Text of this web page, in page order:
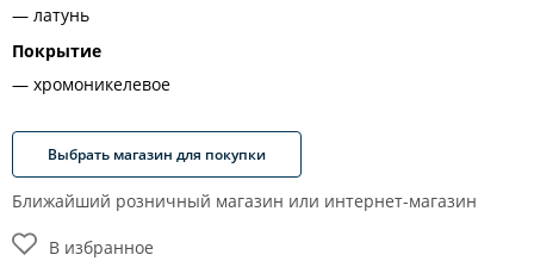
латунь
Покрытие
хромоникелевое
Выбрать магазин для покупки
Ближайший розничный магазин или интернет-магазин
В избранное